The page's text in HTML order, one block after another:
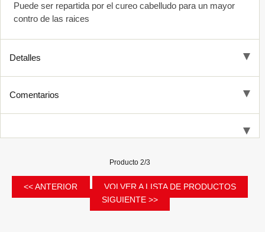
Puede ser repartida por el cureo cabelludo para un mayor
contro de las raices
Detalles
Comentarios
Producto 2/3
<< ANTERIOR
VOLVER A LISTA DE PRODUCTOS
SIGUIENTE >>